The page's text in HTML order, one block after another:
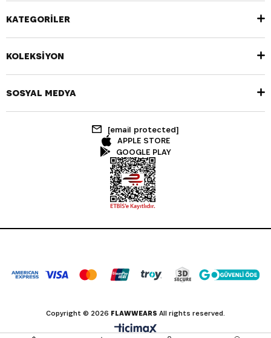
KATEGORİLER
KOLEKSİYON
SOSYAL MEDYA
[email protected]
APPLE STORE
GOOGLE PLAY
Copyright © 2026 FLAWWEARS All rights reserved.